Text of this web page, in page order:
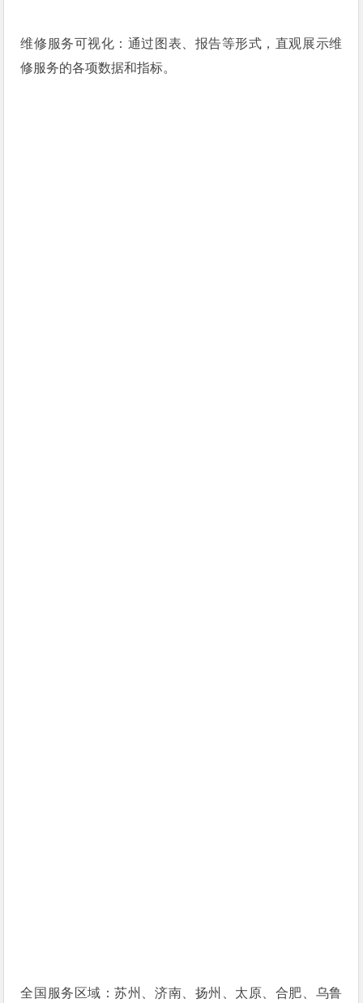
维修服务可视化：通过图表、报告等形式，直观展示维
修服务的各项数据和指标。
全国服务区域：苏州、济南、扬州、太原、合肥、乌鲁